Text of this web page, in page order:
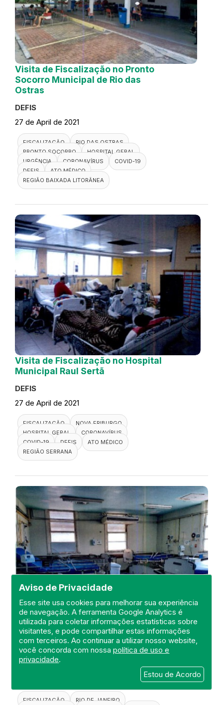
Aviso de Privacidade
Esse site usa cookies para melhorar sua experiência
de navegação. A ferramenta Google Analytics é
utilizada para coletar informações estatísticas sobre
visitantes, e pode compartilhar estas informações
com terceiros. Ao continuar a utilizar nosso website,
você concorda com nossapolítica de uso e
privacidade.
Estou de Acordo
Visita de Fiscalização no Pronto
Socorro Municipal de Rio das
Ostras
DEFIS
27 de April de 2021
FISCALIZAÇÃO
RIO DAS OSTRAS
PRONTO SOCORRO
HOSPITAL GERAL
URGÊNCIA
CORONAVÍRUS
COVID-19
DEFIS
ATO MÉDICO
REGIÃO BAIXADA LITORÂNEA
Visita de Fiscalização no Hospital
Municipal Raul Sertã
DEFIS
27 de April de 2021
FISCALIZAÇÃO
NOVA FRIBURGO
HOSPITAL GERAL
CORONAVÍRUS
COVID-19
DEFIS
ATO MÉDICO
REGIÃO SERRANA
Visita de Fiscalização no Hospital
Estadual Carlos Chagas
DEFIS
FISCALIZAÇÃO RIO DE JANEIRO